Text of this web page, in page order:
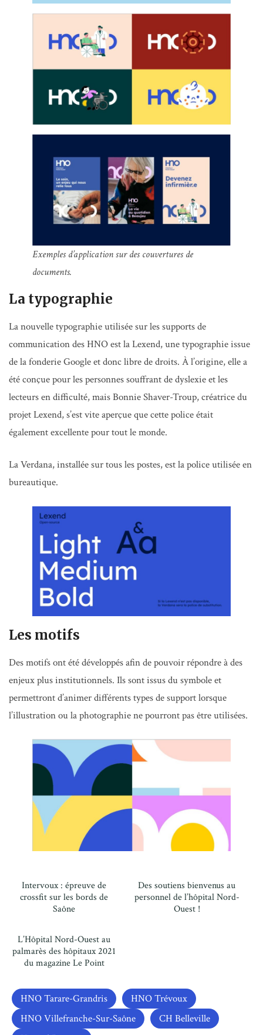
Exemples d’application sur des couvertures de
documents.
La typographie
La nouvelle typographie utilisée sur les supports de
communication des HNO est la Lexend, une typographie issue
de la fonderie Google et donc libre de droits. À l’origine, elle a
été conçue pour les personnes souffrant de dyslexie et les
lecteurs en difficulté, mais Bonnie Shaver-Troup, créatrice du
projet Lexend, s’est vite aperçue que cette police était
également excellente pour tout le monde.
La Verdana, installée sur tous les postes, est la police utilisée en
bureautique.
Les motifs
Des motifs ont été développés afin de pouvoir répondre à des
enjeux plus institutionnels. Ils sont issus du symbole et
permettront d’animer différents types de support lorsque
l’illustration ou la photographie ne pourront pas être utilisées.
Intervoux : épreuve de
crossfit sur les bords de
Saône
Des soutiens bienvenus au
personnel de l’hôpital Nord-
Ouest !
L’Hôpital Nord-Ouest au
palmarès des hôpitaux 2021
du magazine Le Point
HNO Tarare-Grandris
HNO Trévoux
HNO Villefranche-Sur-Saône
CH Belleville